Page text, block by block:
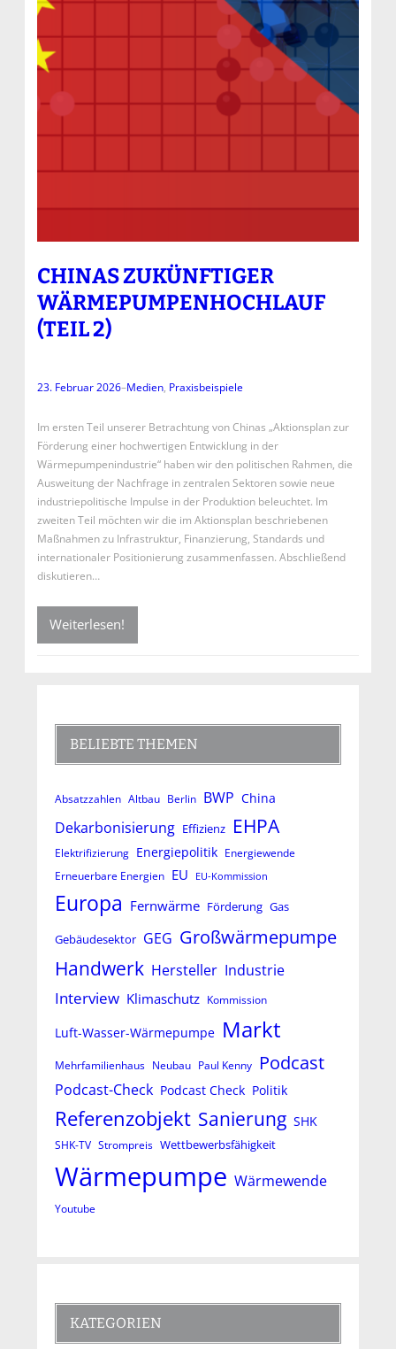
CHINAS ZUKÜNFTIGER
WÄRMEPUMPENHOCHLAUF
(TEIL 2)
23. Februar 2026–Medien, Praxisbeispiele
Im ersten Teil unserer Betrachtung von Chinas „Aktionsplan zur
Förderung einer hochwertigen Entwicklung in der
Wärmepumpenindustrie“ haben wir den politischen Rahmen, die
Ausweitung der Nachfrage in zentralen Sektoren sowie neue
industriepolitische Impulse in der Produktion beleuchtet. Im
zweiten Teil möchten wir die im Aktionsplan beschriebenen
Maßnahmen zu Infrastruktur, Finanzierung, Standards und
internationaler Positionierung zusammenfassen. Abschließend
diskutieren…
Weiterlesen!
BELIEBTE THEMEN
Absatzzahlen Altbau Berlin BWP China
Dekarbonisierung Effizienz EHPA
Elektrifizierung Energiepolitik Energiewende
Erneuerbare Energien EU EU-Kommission
Europa Fernwärme Förderung Gas
Gebäudesektor GEG Großwärmepumpe
Handwerk Hersteller Industrie
Interview Klimaschutz Kommission
Luft-Wasser-Wärmepumpe Markt
Mehrfamilienhaus Neubau Paul Kenny Podcast
Podcast-Check Podcast Check Politik
Referenzobjekt Sanierung SHK
SHK-TV Strompreis Wettbewerbsfähigkeit
Wärmepumpe Wärmewende
Youtube
KATEGORIEN